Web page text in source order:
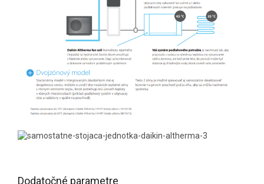
Dodatočné parametre